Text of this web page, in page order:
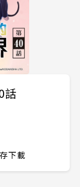
話
下載